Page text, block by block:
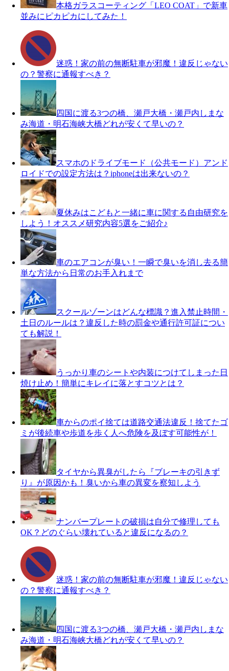
本格ガラスコーティング「LEO COAT」で新車
並みにピカピカにしてみた！
迷惑！家の前の無断駐車が邪魔！違反じゃない
の？警察に通報すべき？
四国に渡る3つの橋、瀬戸大橋・瀬戸内しまな
み海道・明石海峡大橋どれが安くて早いの？
スマホのドライブモード（公共モード）アンド
ロイドでの設定方法は？iphoneは出来ないの？
夏休みはこどもと一緒に車に関する自由研究を
しよう！オススメ研究内容5選をご紹介♪
車のエアコンが臭い！一瞬で臭いを消し去る簡
単な方法から日常のお手入れまで
スクールゾーンはどんな標識？進入禁止時間・
土日のルールは？違反した時の罰金や通行許可証につい
ても解説！
うっかり車のシートや内装につけてしまった日
焼け止め！簡単にキレイに落とすコツとは？
車からのポイ捨ては道路交通法違反！捨てたゴ
ミが後続車や歩道を歩く人へ危険を及ぼす可能性が！
タイヤから異臭がしたら『ブレーキの引きず
り』が原因かも！臭いから車の異変を察知しよう
ナンバープレートの破損は自分で修理しても
OK？どのぐらい壊れていると違反になるの？
迷惑！家の前の無断駐車が邪魔！違反じゃない
の？警察に通報すべき？
四国に渡る3つの橋、瀬戸大橋・瀬戸内しまな
み海道・明石海峡大橋どれが安くて早いの？